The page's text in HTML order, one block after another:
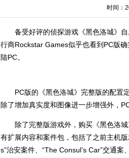
时间：
备受好评的侦探游戏《黑色洛城》自
行商Rockstar Games似乎也看到PC版
陆PC。
PC版的《黑色洛城》完整版的配置定
除了增加真实度和图像进一步增强外，
除了完整版游戏外，购买《黑色洛城
有扩展内容和案件包，包括了之前主机
s”治安案件、“The Consul’s Car”交通案